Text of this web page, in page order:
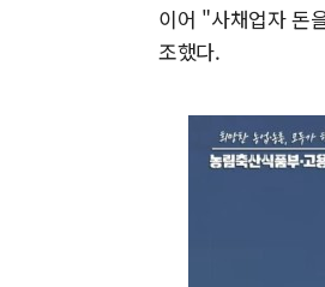
이어 "사채업자 돈
조했다.